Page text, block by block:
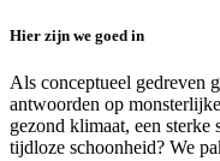
Hier zijn we goed in
Als conceptueel gedreven
antwoorden op
gezond klimaat, een sterke
tijdloze schoonheid? We